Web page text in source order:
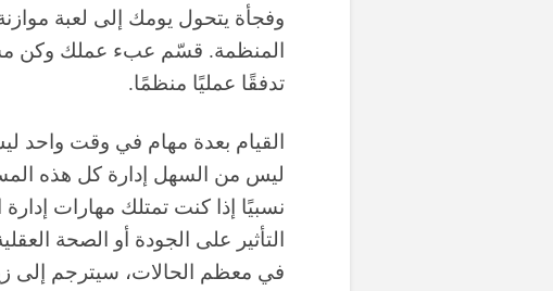
وفجأة يتحول يومك إلى لعبة
المنظمة. قسّم عبء عملك وكن
تدفقًا عمليًا منظمًا.
القيام بعدة مهام في وقت واحد
ليس من السهل إدارة كل هذه
نسبيًا إذا كنت تمتلك مهارات
التأثير على الجودة أو الصحة
في معظم الحالات، سيترجم إلى